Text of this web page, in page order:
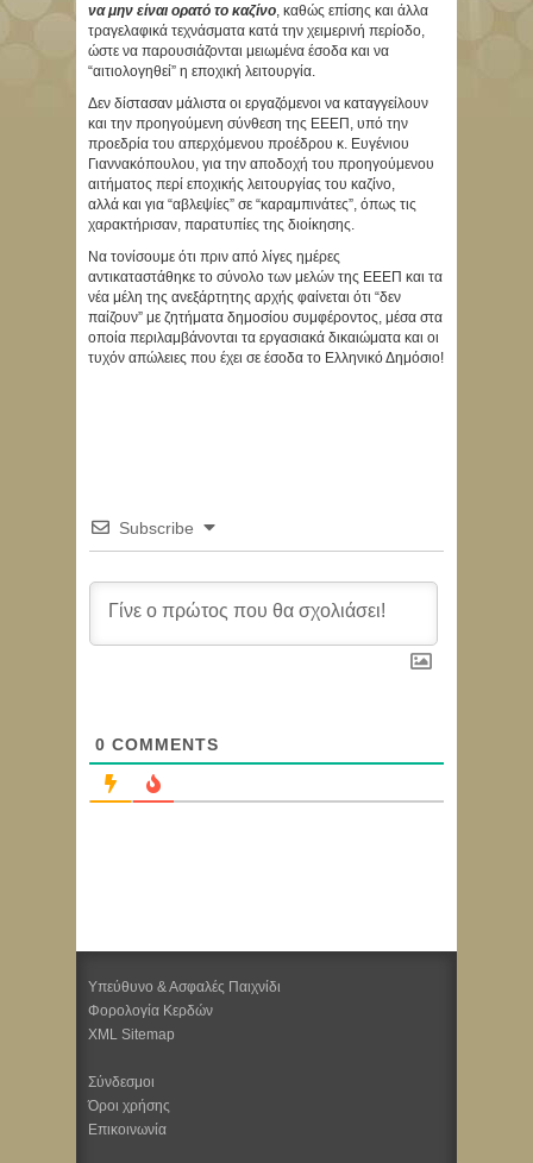
να μην είναι ορατό το καζίνο, καθώς επίσης και άλλα
τραγελαφικά τεχνάσματα κατά την χειμερινή περίοδο,
ώστε να παρουσιάζονται μειωμένα έσοδα και να
“αιτιολογηθεί” η εποχική λειτουργία.
Δεν δίστασαν μάλιστα οι εργαζόμενοι να καταγγείλουν
και την προηγούμενη σύνθεση της ΕΕΕΠ, υπό την
προεδρία του απερχόμενου προέδρου κ. Ευγένιου
Γιαννακόπουλου, για την αποδοχή του προηγούμενου
αιτήματος περί εποχικής λειτουργίας του καζίνο,
αλλά και για “αβλεψίες” σε “καραμπινάτες”, όπως τις
χαρακτήρισαν, παρατυπίες της διοίκησης.
Να τονίσουμε ότι πριν από λίγες ημέρες
αντικαταστάθηκε το σύνολο των μελών της ΕΕΕΠ και τα
νέα μέλη της ανεξάρτητης αρχής φαίνεται ότι “δεν
παίζουν” με ζητήματα δημοσίου συμφέροντος, μέσα στα
οποία περιλαμβάνονται τα εργασιακά δικαιώματα και οι
τυχόν απώλειες που έχει σε έσοδα το Ελληνικό Δημόσιο!
Subscribe
0 COMMENTS
Υπεύθυνο & Ασφαλές Παιχνίδι
Φορολογία Κερδών
XML Sitemap
Σύνδεσμοι
Όροι χρήσης
Επικοινωνία